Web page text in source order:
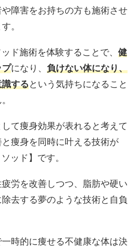
障害をお持ちの方も施術させ
。
ド施術を体験することで、 健
プになり、 負けない体になり、
するという気持ちになること
て痩身効果が表れると考えて
痩身を同時に叶える技術が
ッド】です。
労を改善しつつ、脂肪や硬い
去する夢のような技術と自負
時的に痩せる不健康な体は決